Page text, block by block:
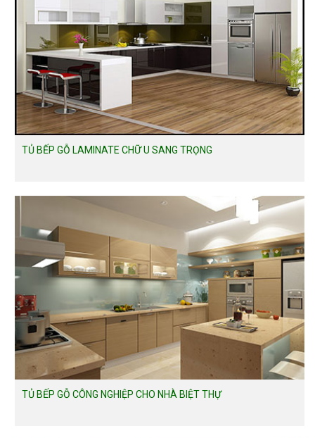
TỦ BẾP GỖ LAMINATE CHỮ U SANG TRỌNG
TỦ BẾP GỖ CÔNG NGHIỆP CHO NHÀ BIỆT THỰ